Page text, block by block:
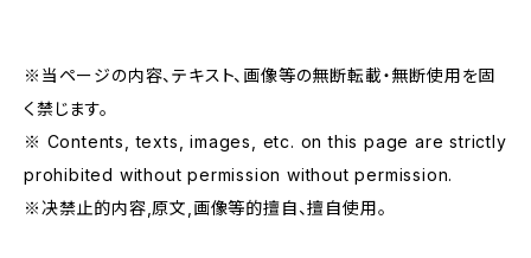
※当ページの内容、テキスト、画像等の無断転載・無断使用を固
く禁じます。
※ Contents, texts, images, etc. on this page are strictly
prohibited without permission without permission.
※决禁止的内容,原文,画像等的擅自、擅自使用。